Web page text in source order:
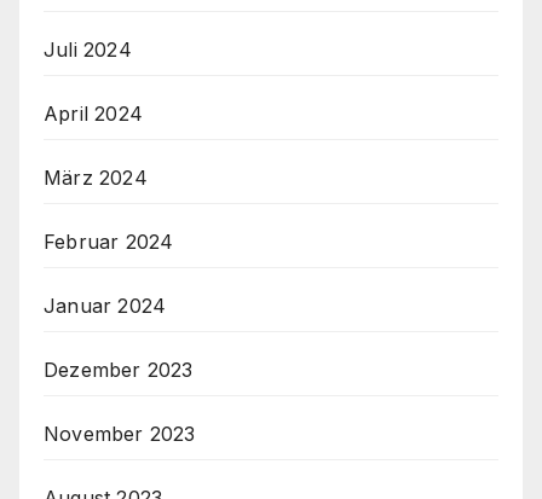
Juli 2024
April 2024
März 2024
Februar 2024
Januar 2024
Dezember 2023
November 2023